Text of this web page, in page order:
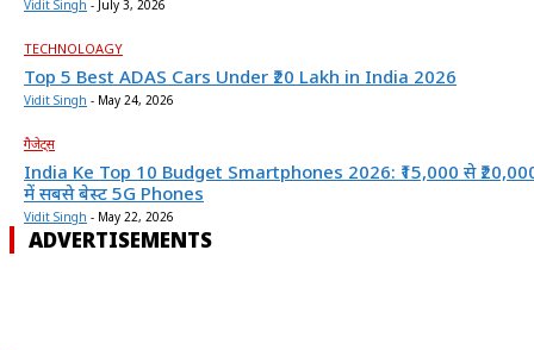
Vidit Singh - July 3, 2026
TECHNOLOAGY
Top 5 Best ADAS Cars Under ₹20 Lakh in India 2026
Vidit Singh - May 24, 2026
गैजेट्स
India Ke Top 10 Budget Smartphones 2026: ₹15,000 से
में सबसे बेस्ट 5G Phones
Vidit Singh - May 22, 2026
ADVERTISEMENTS